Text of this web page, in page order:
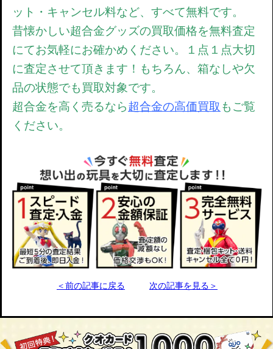
ット・キャンセル料など、すべて無料です。
昔懐かしい超合金グッズの買取価格を無料査定
にてお気軽にお確かめください。
１点１点大切
に査定させて頂きます！もちろん、箱なしや欠
品の状態でも買取対象です。
超合金を高く売るなら超合金の高価買取 もご覧
ください。
＜前の記事に戻る 次の記事を見る＞